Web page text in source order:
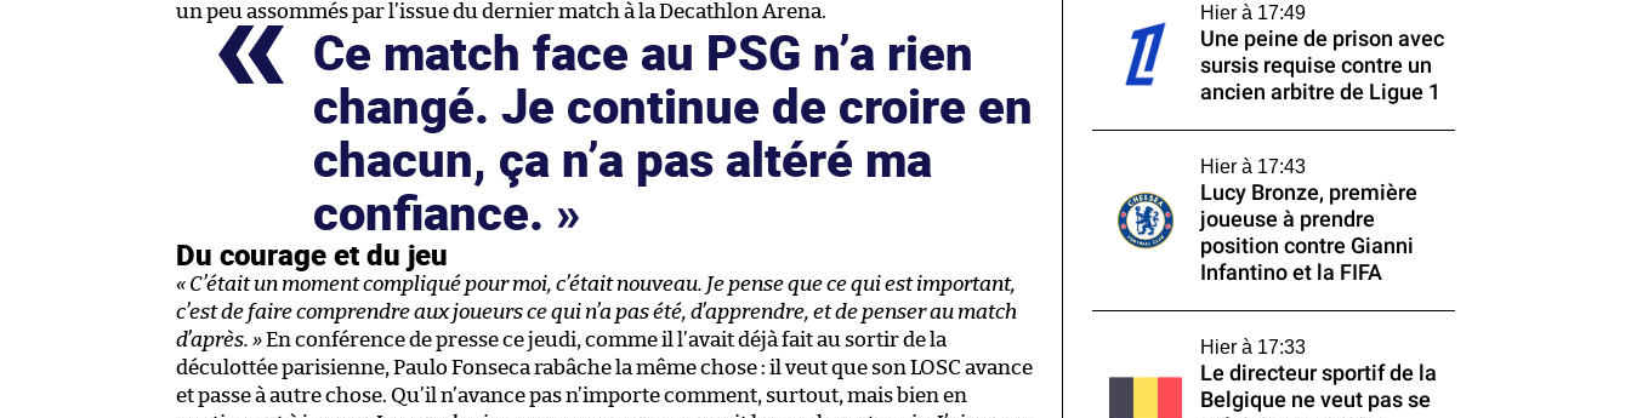
un peu assommés par l’issue du dernier match à la Decathlon Arena.
Ce match face au PSG n’a rien
changé. Je continue de croire en
chacun, ça n’a pas altéré ma
confiance.
Du courage et du jeu
« C’était un moment compliqué pour moi, c’était nouveau. Je pense que ce qui est important,
c’est de faire comprendre aux joueurs ce qui n’a pas été, d’apprendre, et de penser au match
d’après. »En conférence de presse ce jeudi, comme il l’avait déjà fait au sortir de la
déculottée parisienne, Paulo Fonseca rabâche la même chose : il veut que son LOSC avance
et passe à autre chose. Qu’il n’avance pas n’importe comment, surtout, mais bien en
Hier à 17:49
Une peine de prison avec
sursis requise contre un
ancien arbitre de Ligue 1
Hier à 17:43
Lucy Bronze, première
joueuse à prendre
position contre Gianni
Infantino et la FIFA
Hier à 17:33
Le directeur sportif de la
Belgique ne veut pas se